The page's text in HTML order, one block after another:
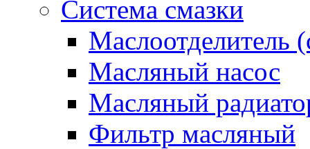
Система смазки
Маслоотделитель
Масляный насос
Масляный
Фильтр масляный